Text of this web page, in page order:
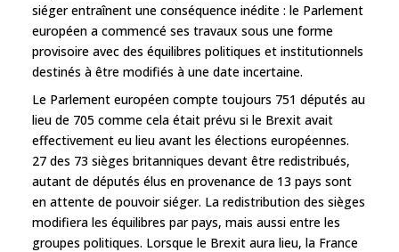
siéger entraînent une conséquence inédite : le Parlement
européen a commencé ses travaux sous une forme
provisoire avec des équilibres politiques et institutionnels
destinés à être modifiés à une date incertaine.
Le Parlement européen compte toujours 751 députés au
lieu de 705 comme cela était prévu si le Brexit avait
effectivement eu lieu avant les élections européennes.
27 des 73 sièges britanniques devant être redistribués,
autant de députés élus en provenance de 13 pays sont
en attente de pouvoir siéger. La redistribution des sièges
modifiera les équilibres par pays, mais aussi entre les
groupes politiques. Lorsque le Brexit aura lieu, la France